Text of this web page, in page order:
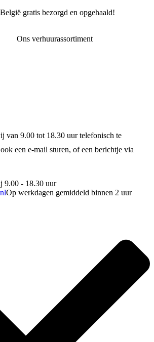
gratis bezorgd en opgehaald!
Ons verhuurassortiment
van 9.00 tot 18.30 uur telefonisch te
een e-mail sturen, of een berichtje via
9.00 - 18.30 uur
Op werkdagen gemiddeld binnen 2 uur